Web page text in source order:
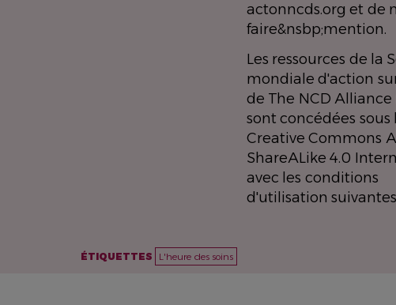
actonncds.org et de
faire&nsbp;mention.
Les ressources de la
mondiale d'action
de The NCD Alliance
sont concédées sous
Creative Commons
ShareALike 4.0
avec les conditions
d'utilisation
ÉTIQUETTES L'heure des soins